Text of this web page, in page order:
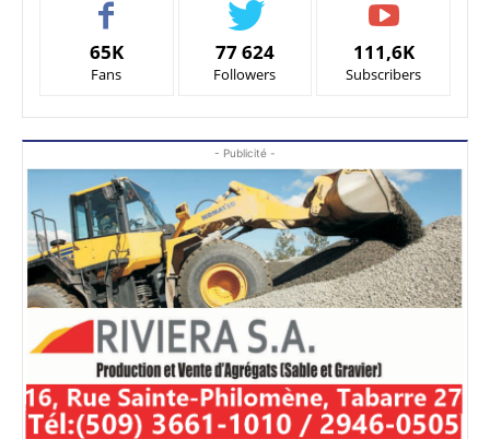
65K
Fans
77 624
Followers
111,6K
Subscribers
- Publicité -